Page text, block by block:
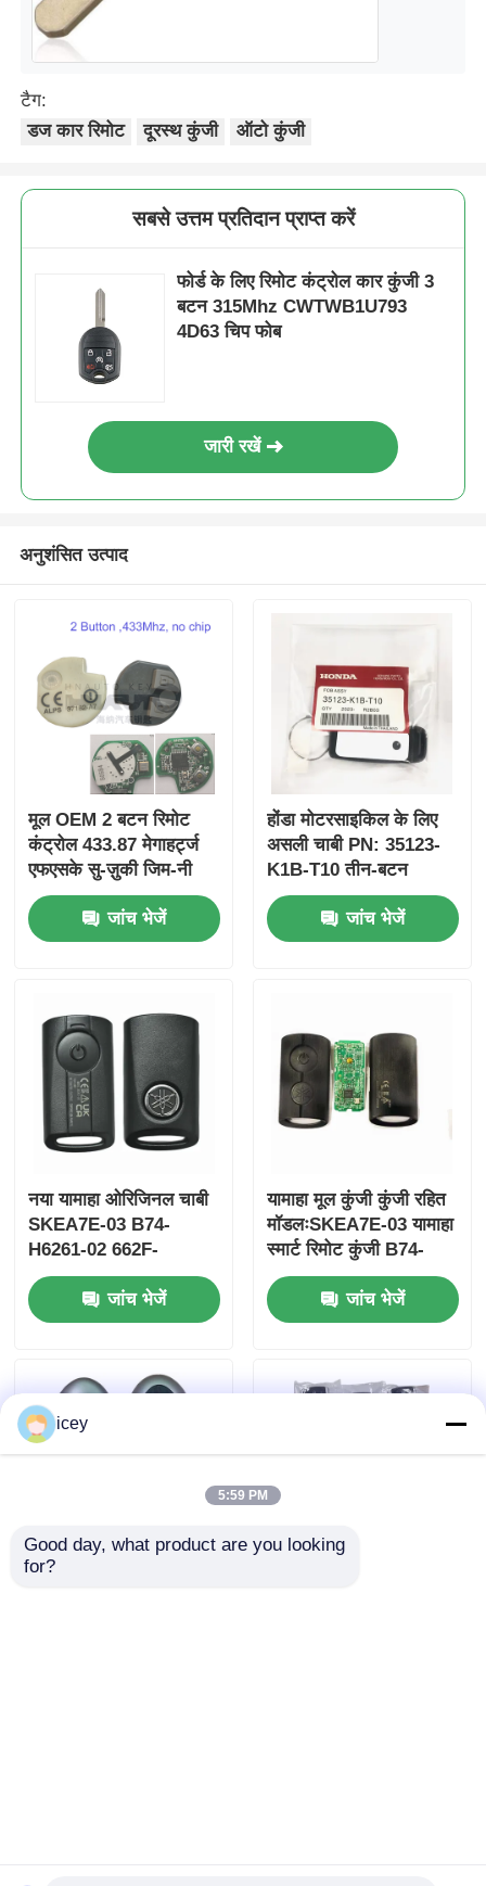
टैग:
डज कार रिमोट
दूरस्थ कुंजी ऑटो कुंजी
सबसे उत्तम प्रतिदान प्राप्त करें
फोर्ड के लिए रिमोट कंट्रोल कार कुंजी 3
बटन 315Mhz CWTWB1U793
4D63 चिप फोब
जारी रखें
अनुशंसित उत्पाद
मूल OEM 2 बटन रिमोट
कंट्रोल 433.87 मेगाहर्ट्ज
एफएसके सु-ज़ुकी जिम-नी
2005-2017 के लिए बिना
चिप 37182-ए 7 के लिए
केवल थोक MOQ 50 पीसी
जांच भेजें
होंडा मोटरसाइकिल के लिए
असली चाबी PN: 35123-
K1B-T10 तीन-बटन
FSK433.92MHz
ID47chip रिमोट कार की
जांच भेजें
नया यामाहा ओरिजिनल चाबी
SKEA7E-03 B74-
H6261-02 662F-
SKEA7D03
जांच भेजें
यामाहा मूल कुंजी कुंजी रहित
मॉडलःSKEA7E-03 यामाहा
स्मार्ट रिमोट कुंजी B74-
H6261-02/662F-
SKEA7D03 के लिए
जांच भेजें
icey
5:59 PM
Good day, what product are you looking
for?